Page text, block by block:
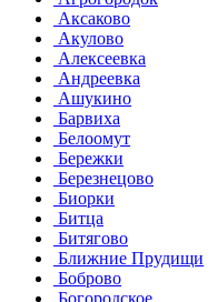
Аксаково
Акулово
Алексеевка
Андреевка
Ашукино
Барвиха
Белоомут
Бережки
Березнецово
Биорки
Битца
Битягово
Ближние Прудищи
Боброво
Богородское